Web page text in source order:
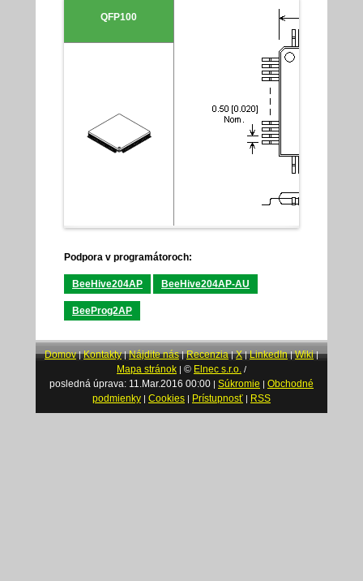
QFP100
Podpora v programátoroch:
BeeHive204AP BeeHive204AP-AU
BeeProg2AP
Domov|Kontakty|Nájdite nás|Recenzia|X|LinkedIn|Wiki|
Mapa stránok © Elnec s.r.o. /
posledná úprava: 11.Mar.2016 00:00 Súkromie
Obchodné
podmienky
Cookies Prístupnosť RSS